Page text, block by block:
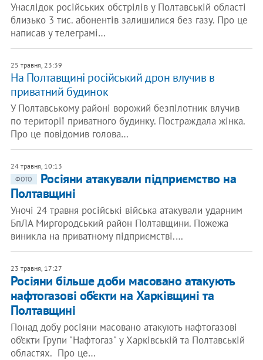
Унаслідок російських обстрілів у Полтавській області
близько 3 тис. абонентів залишилися без газу. Про це
написав у телеграмі…
25 травня, 23:39
На Полтавщині російський дрон влучив в
приватний будинок
У Полтавському районі ворожий безпілотник влучив
по території приватного будинку. Постраждала жінка.
Про це повідомив голова…
24 травня, 10:13
ФОТО
Росіяни атакували підприємство на
Полтавщині
Уночі 24 травня російські війська атакували ударним
БпЛА Миргородський район Полтавщини. Пожежа
виникла на приватному підприємстві.…
23 травня, 17:27
Росіяни більше доби масовано атакують
нафтогазові об’єкти на Харківщині та
Полтавщині
Понад добу росіяни масовано атакують нафтогазові
об’єкти Групи "Нафтогаз" у Харківській та Полтавській
областях. Про це…